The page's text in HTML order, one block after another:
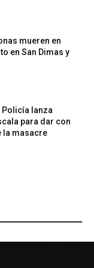
mueren en
en San Dimas y
Policía lanza
para dar con
la masacre